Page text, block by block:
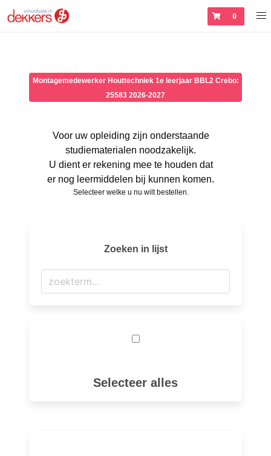
0
Montagemedewerker Houttechniek 1e leerjaar BBL2 Crebo:
25583 2026-2027
Voor uw opleiding zijn onderstaande
studiematerialen noodzakelijk.
U dient er rekening mee te houden dat
er nog leermiddelen bij kunnen komen.
Selecteer welke u nu wilt bestellen.
Zoeken in lijst
Selecteer alles